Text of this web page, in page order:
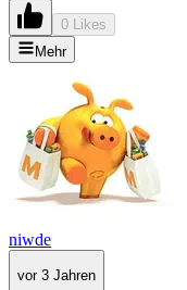
0 Likes
Mehr
niwde
vor 3 Jahren